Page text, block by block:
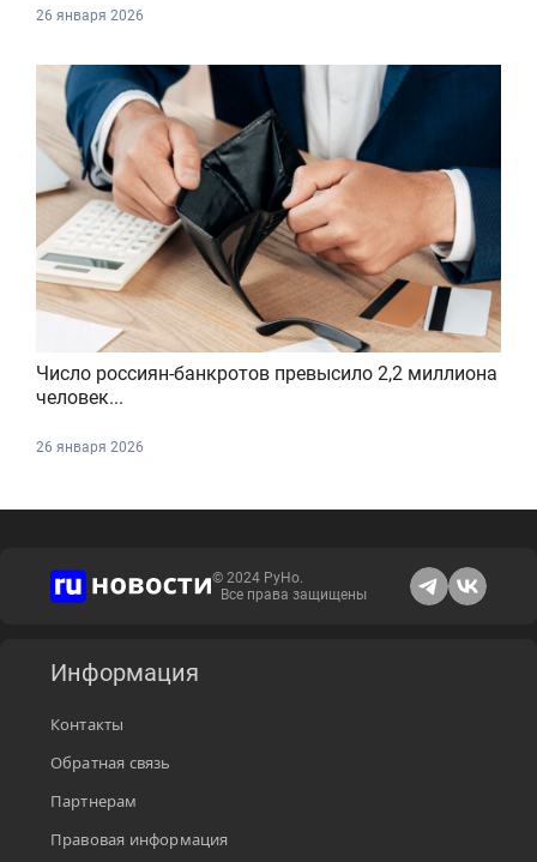
26 января 2026
Число россиян-банкротов превысило 2,2 миллиона
человек...
26 января 2026
© 2024 РуНо.
Все права защищены
Информация
Контакты
Обратная связь
Партнерам
Правовая информация